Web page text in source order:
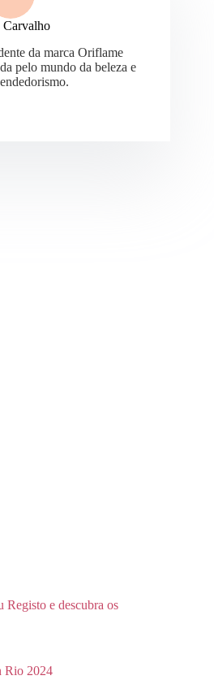
da marca Oriflame
pelo mundo da beleza e
Registo e descubra os